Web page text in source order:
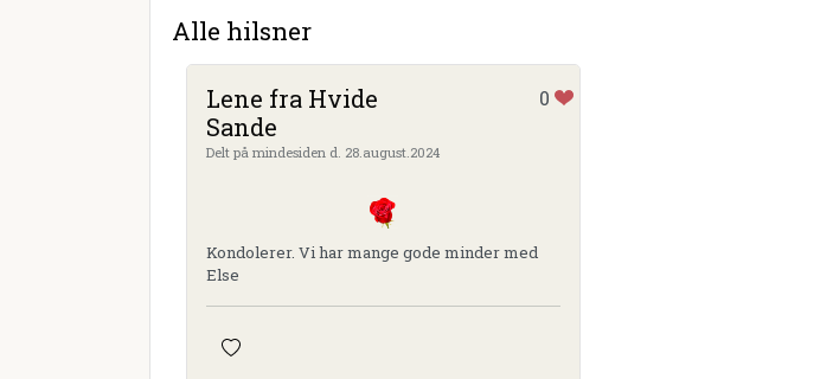
Alle hilsner
Lene fra Hvide
Sande
0
Delt på mindesiden d. 28.august.2024
Kondolerer. Vi har mange gode minder med
Else